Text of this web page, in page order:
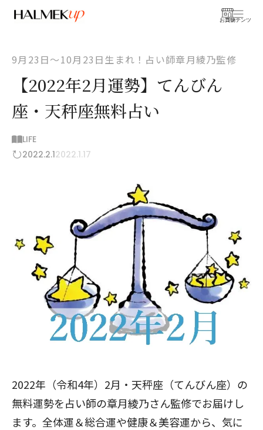
お買物
コンテンツ
9月23日〜10月23日生まれ！占い師章月綾乃監修
【2022年2月運勢】てんびん
座・天秤座無料占い
LIFE
2022.2.12022.1.17
2022年（令和4年）2月・天秤座（てんびん座）の
無料運勢を占い師の章月綾乃さん監修でお届けし
ます。全体運＆総合運や健康＆美容運から、気に